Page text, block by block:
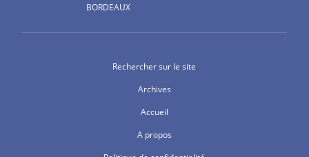
BORDEAUX
Rechercher sur le site
Archives
Accueil
A propos